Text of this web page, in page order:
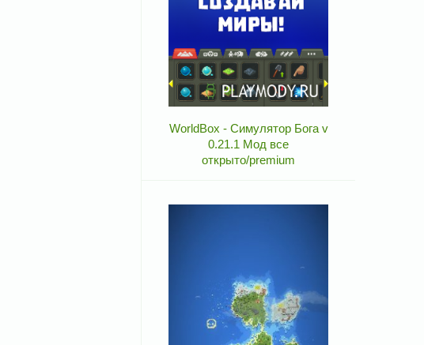
WorldBox - Симулятор Бога v
0.21.1 Мод все
открыто/premium